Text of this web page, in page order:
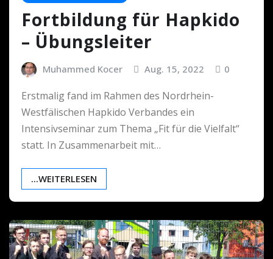
Fortbildung für Hapkido
– Übungsleiter
Muhammed Kocer Aug. 15, 2022 0
Erstmalig fand im Rahmen des Nordrhein-
Westfälischen Hapkido Verbandes ein
Intensivseminar zum Thema „Fit für die Vielfalt“
statt. In Zusammenarbeit mit…
...WEITERLESEN